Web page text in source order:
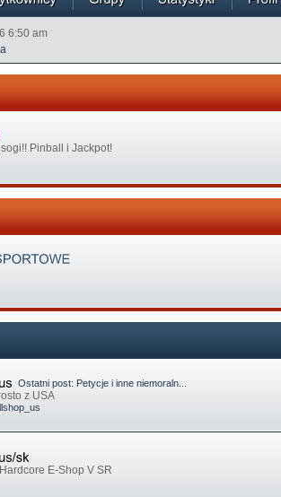
6:50 am
Pinball i Jackpot!
Ostatni post: Petycje i inne niemoraln...
z USA
E-Shop V SR